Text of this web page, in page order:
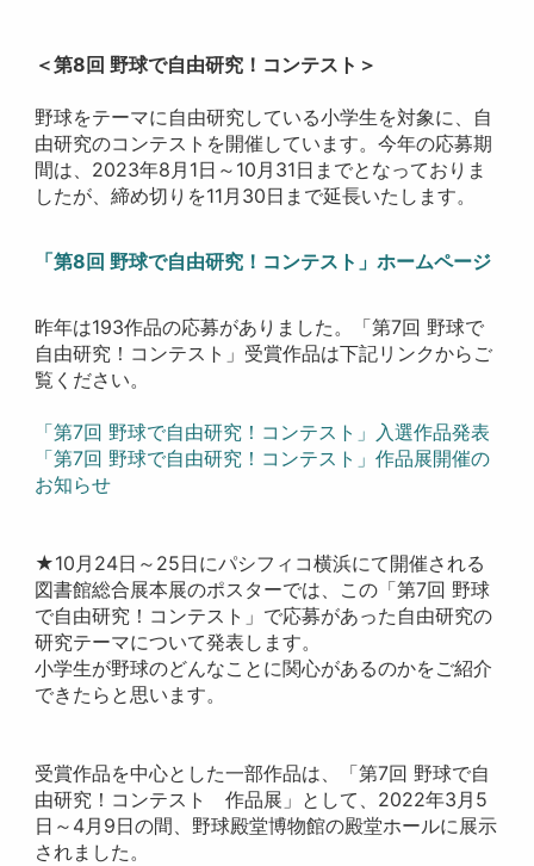
＜第8回 野球で自由研究！コンテスト＞
野球をテーマに自由研究している小学生を対象に、自
由研究のコンテストを開催しています。今年の応募期
間は、2023年8月1日～10月31日までとなっておりま
したが、締め切りを11月30日まで延長いたします。
「第8回 野球で自由研究！コンテスト」ホームページ
昨年は193作品の応募がありました。「第7回 野球で
自由研究！コンテスト」受賞作品は下記リンクからご
覧ください。
「第7回 野球で自由研究！コンテスト」入選作品発表
「第7回 野球で自由研究！コンテスト」作品展開催の
お知らせ
★10月24日～25日にパシフィコ横浜にて開催される
図書館総合展本展のポスターでは、この「第7回 野球
で自由研究！コンテスト」で応募があった自由研究の
研究テーマについて発表します。
小学生が野球のどんなことに関心があるのかをご紹介
できたらと思います。
受賞作品を中心とした一部作品は、「第7回 野球で自
由研究！コンテスト 作品展」として、2022年3月5
日～4月9日の間、野球殿堂博物館の殿堂ホールに展示
されました。